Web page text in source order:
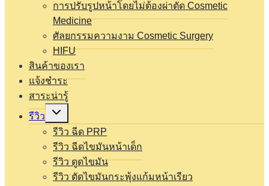
การปรับรูปหน้าโดยไม่ต้องผ่าตัด Cosmetic
Medicine
ศัลยกรรมความงาม Cosmetic Surgery
HIFU
สินค้าของเรา
แจ้งชำระ
สาระน่ารู้
รีวิว
Expand
menu
รีวิว ฉีด PRP
รีวิว ฉีดไขมันหน้าเด็ก
รีวิว ดูดไขมัน
รีวิว ตัดไขมันกระพุ้งแก้มหน้าเรียว